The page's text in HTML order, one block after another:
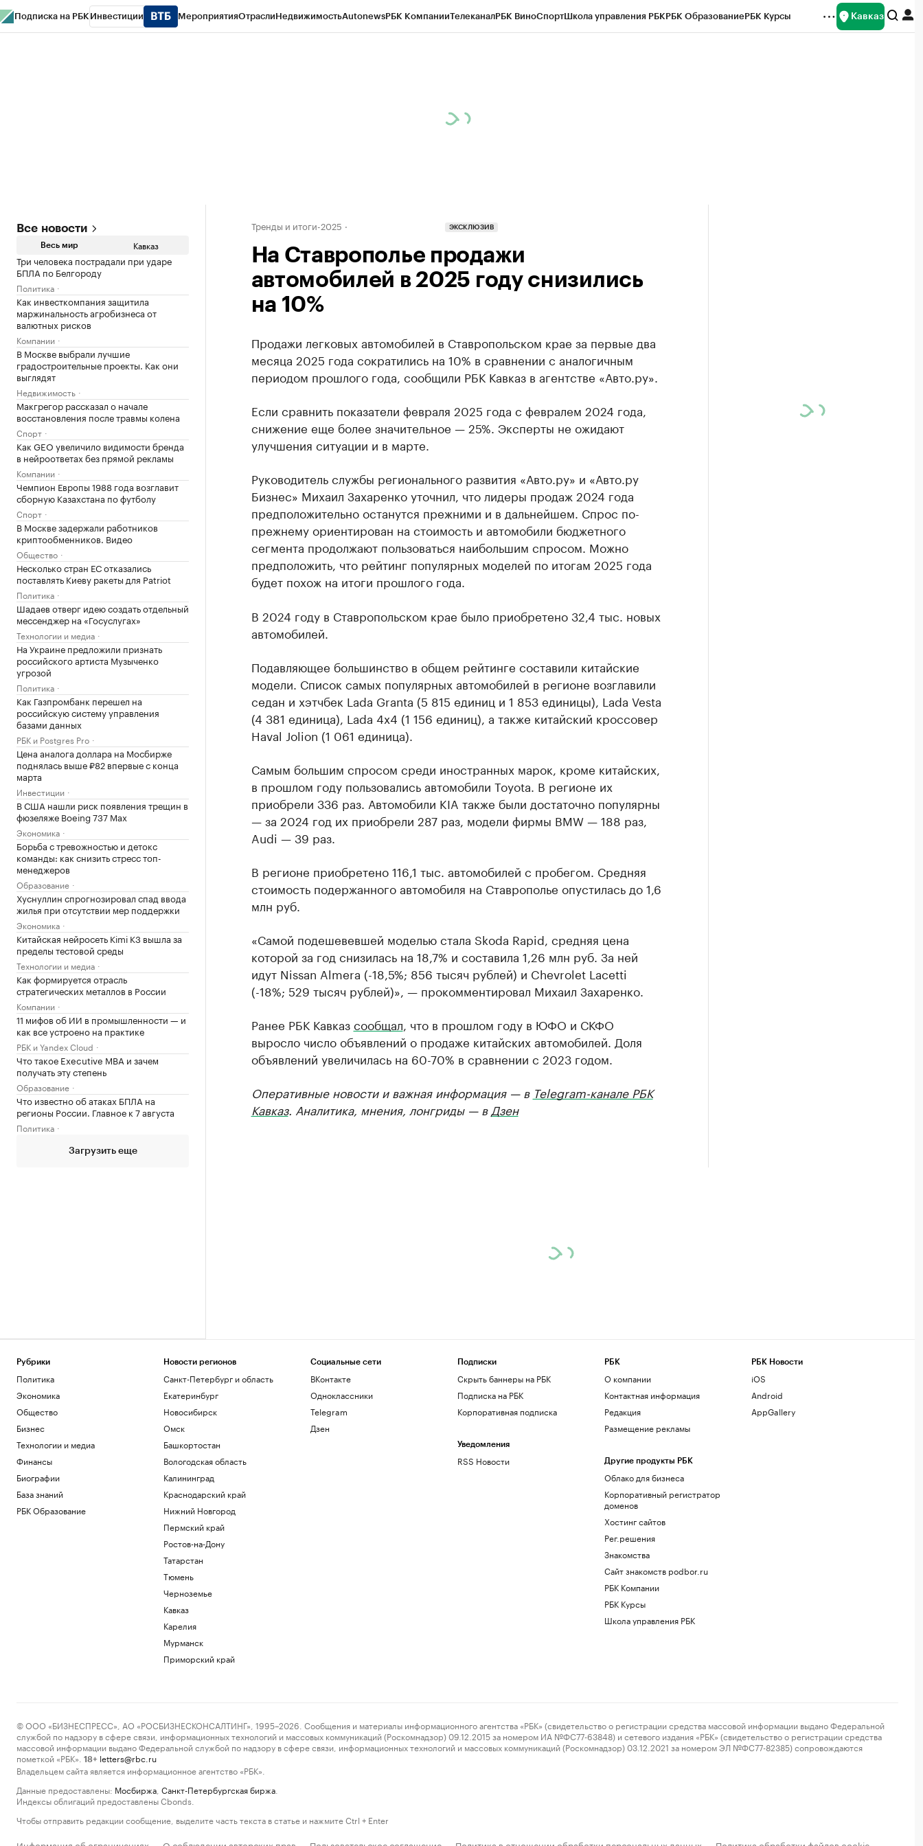
Подписка на РБК Инвестиции МероприятияОтраслиНедвижимостьAutonewsРБК КомпанииТелеканалРБК ВиноСпортШкола управления РБКРБК ОбразованиеРБК Курсы Кавказ
Все новости
Весь мир Кавказ
Три человека пострадали при ударе
БПЛА по Белгороду
Политика
Как инвесткомпания защитила
маржинальность агробизнеса от
валютных рисков
Компании
В Москве выбрали лучшие
градостроительные проекты. Как они
выглядят
Недвижимость
Макгрегор рассказал о начале
восстановления после травмы колена
Спорт
Как GEO увеличило видимости бренда
в нейроответах без прямой рекламы
Компании
Чемпион Европы 1988 года возглавит
сборную Казахстана по футболу
Спорт
В Москве задержали работников
криптообменников. Видео
Общество
Несколько стран ЕС отказались
поставлять Киеву ракеты для Patriot
Политика
Шадаев отверг идею создать отдельный
мессенджер на «Госуслугах»
Технологии и медиа
На Украине предложили признать
российского артиста Музыченко
угрозой
Политика
Как Газпромбанк перешел на
российскую систему управления
базами данных
РБК и Postgres Pro
Цена аналога доллара на Мосбирже
поднялась выше ₽82 впервые с конца
марта
Инвестиции
В США нашли риск появления трещин в
фюзеляже Boeing 737 Max
Экономика
Борьба с тревожностью и детокс
команды: как снизить стресс топ-
менеджеров
Образование
Хуснуллин спрогнозировал спад ввода
жилья при отсутствии мер поддержки
Экономика
Китайская нейросеть Kimi K3 вышла за
пределы тестовой среды
Технологии и медиа
Как формируется отрасль
стратегических металлов в России
Компании
11 мифов об ИИ в промышленности — и
как все устроено на практике
РБК и Yandex Cloud
Что такое Executive MBA и зачем
получать эту степень
Образование
Что известно об атаках БПЛА на
регионы России. Главное к 7 августа
Политика
Загрузить еще
Тренды и итоги-2025 ЭКСКЛЮЗИВ
На Ставрополье продажи
автомобилей в 2025 году снизились
на 10%
Продажи легковых автомобилей в Ставропольском крае за первые два
месяца 2025 года сократились на 10% в сравнении с аналогичным
периодом прошлого года, сообщили РБК Кавказ в агентстве «Авто.ру».
Если сравнить показатели февраля 2025 года с февралем 2024 года,
снижение еще более значительное — 25%. Эксперты не ожидают
улучшения ситуации и в марте.
Руководитель службы регионального развития «Авто.ру» и «Авто.ру
Бизнес» Михаил Захаренко уточнил, что лидеры продаж 2024 года
предположительно останутся прежними и в дальнейшем. Спрос по-
прежнему ориентирован на стоимость и автомобили бюджетного
сегмента продолжают пользоваться наибольшим спросом. Можно
предположить, что рейтинг популярных моделей по итогам 2025 года
будет похож на итоги прошлого года.
В 2024 году в Ставропольском крае было приобретено 32,4 тыс. новых
автомобилей.
Подавляющее большинство в общем рейтинге составили китайские
модели. Список самых популярных автомобилей в регионе возглавили
седан и хэтчбек Lada Granta (5 815 единиц и 1 853 единицы), Lada Vesta
(4 381 единица), Lada 4x4 (1 156 единиц), а также китайский кроссовер
Haval Jolion (1 061 единица).
Самым большим спросом среди иностранных марок, кроме китайских,
в прошлом году пользовались автомобили Toyota. В регионе их
приобрели 336 раз. Автомобили KIA также были достаточно популярны
— за 2024 год их приобрели 287 раз, модели фирмы BMW — 188 раз,
Audi — 39 раз.
В регионе приобретено 116,1 тыс. автомобилей с пробегом. Средняя
стоимость подержанного автомобиля на Ставрополье опустилась до 1,6
млн руб.
«Самой подешевевшей моделью стала Skoda Rapid, средняя цена
которой за год снизилась на 18,7% и составила 1,26 млн руб. За ней
идут Nissan Almera (-18,5%; 856 тысяч рублей) и Chevrolet Lacetti
(-18%; 529 тысяч рублей)», — прокомментировал Михаил Захаренко.
Ранее РБК Кавказсообщал , что в прошлом году в ЮФО и СКФО
выросло число объявлений о продаже китайских автомобилей. Доля
объявлений увеличилась на 60-70% в сравнении с 2023 годом.
Оперативные новости и важная информация — в Telegram-канале РБК
Кавказ. Аналитика, мнения, лонгриды — в Дзен
Рубрики
Политика
Экономика
Общество
Бизнес
Технологии и медиа
Финансы
Биографии
База знаний
РБК Образование
Новости регионов
Санкт-Петербург и область
Екатеринбург
Новосибирск
Омск
Башкортостан
Вологодская область
Калининград
Краснодарский край
Нижний Новгород
Пермский край
Ростов-на-Дону
Татарстан
Тюмень
Черноземье
Кавказ
Карелия
Мурманск
Приморский край
Социальные сети
ВКонтакте
Одноклассники
Telegram
Дзен
Подписки
Скрыть баннеры на РБК
Подписка на РБК
Корпоративная подписка
Уведомления
RSS Новости
РБК
О компании
Контактная информация
Редакция
Размещение рекламы
Другие продукты РБК
Облако для бизнеса
Корпоративный регистратор
доменов
Хостинг сайтов
Рег.решения
Знакомства
Сайт знакомств podbor.ru
РБК Компании
РБК Курсы
Школа управления РБК
РБК Новости
iOS
Android
AppGallery
© ООО «БИЗНЕСПРЕСС», АО «РОСБИЗНЕСКОНСАЛТИНГ», 1995–2026. Сообщения и материалы информационного агентства «РБК» (свидетельство о регистрации средства массовой информации выдано Федеральной
службой по надзору в сфере связи, информационных технологий и массовых коммуникаций (Роскомнадзор) 09.12.2015 за номером ИА №ФС77-63848) и сетевого издания «РБК» (свидетельство о регистрации средства
массовой информации выдано Федеральной службой по надзору в сфере связи, информационных технологий и массовых коммуникаций (Роскомнадзор) 03.12.2021 за номером ЭЛ №ФС77-82385) сопровождаются
пометкой «РБК».
18+ letters@rbc.ru
Владельцем сайта является информационное агентство «РБК».
Данные предоставлены: Мосбиржа Санкт-Петербургская биржа
Индексы облигаций предоставлены Cbonds.
Чтобы отправить редакции сообщение, выделите часть текста в статье и нажмите Ctrl + Enter